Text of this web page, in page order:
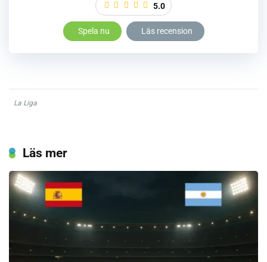
5.0
Spela nu Läs recension
La Liga
Läs mer